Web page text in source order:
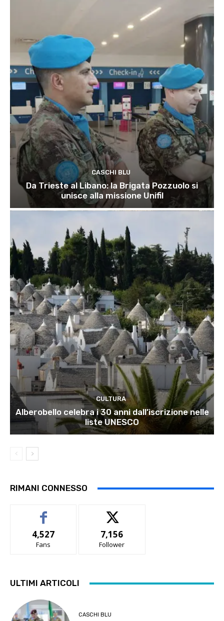
CASCHI BLU
Da Trieste al Libano: la Brigata Pozzuolo si
unisce alla missione Unifil
CULTURA
Alberobello celebra i 30 anni dall’iscrizione nelle
liste UNESCO
RIMANI CONNESSO
4,527
Fans
7,156
Follower
ULTIMI ARTICOLI
CASCHI BLU